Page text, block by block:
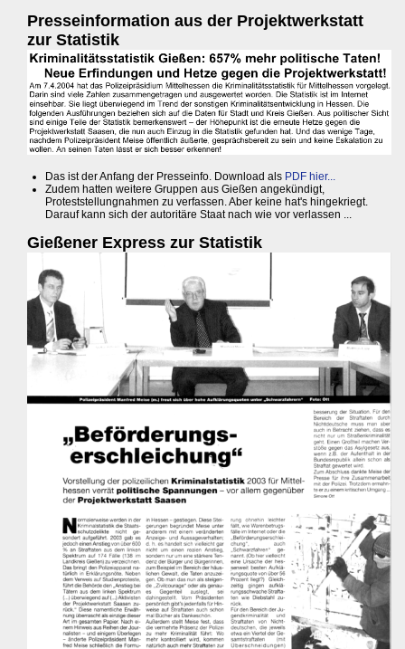
Presseinformation aus der Projektwerkstatt
zur Statistik
Das ist der Anfang der Presseinfo. Download als PDF hier...
Zudem hatten weitere Gruppen aus Gießen angekündigt,
Proteststellungnahmen zu verfassen. Aber keine hat's hingekriegt.
Darauf kann sich der autoritäre Staat nach wie vor verlassen ...
Gießener Express zur Statistik